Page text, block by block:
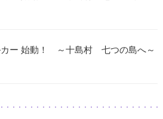
カー 始動！ ～十島村 七つの島へ～